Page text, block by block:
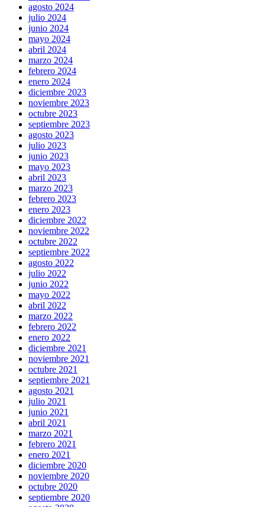
agosto 2024
julio 2024
junio 2024
mayo 2024
abril 2024
marzo 2024
febrero 2024
enero 2024
diciembre 2023
noviembre 2023
octubre 2023
septiembre 2023
agosto 2023
julio 2023
junio 2023
mayo 2023
abril 2023
marzo 2023
febrero 2023
enero 2023
diciembre 2022
noviembre 2022
octubre 2022
septiembre 2022
agosto 2022
julio 2022
junio 2022
mayo 2022
abril 2022
marzo 2022
febrero 2022
enero 2022
diciembre 2021
noviembre 2021
octubre 2021
septiembre 2021
agosto 2021
julio 2021
junio 2021
abril 2021
marzo 2021
febrero 2021
enero 2021
diciembre 2020
noviembre 2020
octubre 2020
septiembre 2020